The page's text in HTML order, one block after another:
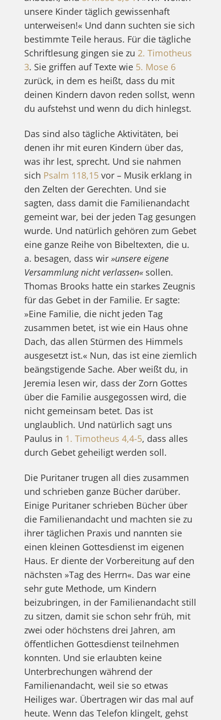
unsere Kinder täglich gewissenhaft
unterweisen!« Und dann suchten sie sich
bestimmte Teile heraus. Für die tägliche
Schriftlesung gingen sie zu 2. Timotheus
3. Sie griffen auf Texte wie 5. Mose 6
zurück, in dem es heißt, dass du mit
deinen Kindern davon reden sollst, wenn
du aufstehst und wenn du dich hinlegst.
Das sind also tägliche Aktivitäten, bei
denen ihr mit euren Kindern über das,
was ihr lest, sprecht. Und sie nahmen
sich Psalm 118,15vor – Musik erklang in
den Zelten der Gerechten. Und sie
sagten, dass damit die Familienandacht
gemeint war, bei der jeden Tag gesungen
wurde. Und natürlich gehören zum Gebet
eine ganze Reihe von Bibeltexten, die u.
a. besagen, dass wir »unsere eigene
Versammlung nicht verlassen«sollen.
Thomas Brooks hatte ein starkes Zeugnis
für das Gebet in der Familie. Er sagte:
»Eine Familie, die nicht jeden Tag
zusammen betet, ist wie ein Haus ohne
Dach, das allen Stürmen des Himmels
ausgesetzt ist.« Nun, das ist eine ziemlich
beängstigende Sache. Aber weißt du, in
Jeremia lesen wir, dass der Zorn Gottes
über die Familie ausgegossen wird, die
nicht gemeinsam betet. Das ist
unglaublich. Und natürlich sagt uns
Paulus in 1. Timotheus 4,4-5, dass alles
durch Gebet geheiligt werden soll.
Die Puritaner trugen all dies zusammen
und schrieben ganze Bücher darüber.
Einige Puritaner schrieben Bücher über
die Familienandacht und machten sie zu
ihrer täglichen Praxis und nannten sie
einen kleinen Gottesdienst im eigenen
Haus. Er diente der Vorbereitung auf den
nächsten »Tag des Herrn«. Das war eine
sehr gute Methode, um Kindern
beizubringen, in der Familienandacht still
zu sitzen, damit sie schon sehr früh, mit
zwei oder höchstens drei Jahren, am
öffentlichen Gottesdienst teilnehmen
konnten. Und sie erlaubten keine
Unterbrechungen während der
Familienandacht, weil sie so etwas
Heiliges war. Übertragen wir das mal auf
heute. Wenn das Telefon klingelt, gehst